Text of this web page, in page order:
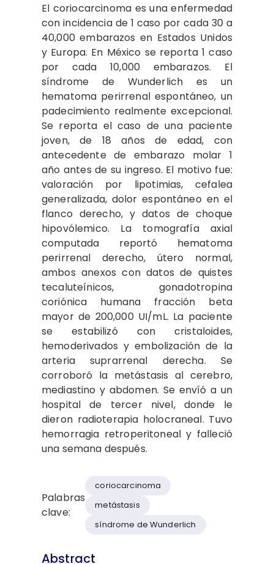
El coriocarcinoma es una enfermedad
con incidencia de 1 caso por cada 30 a
40,000 embarazos en Estados Unidos
y Europa. En México se reporta 1 caso
por cada 10,000 embarazos. El
síndrome de Wunderlich es un
hematoma perirrenal espontáneo, un
padecimiento realmente excepcional.
Se reporta el caso de una paciente
joven, de 18 años de edad, con
antecedente de embarazo molar 1
año antes de su ingreso. El motivo fue:
valoración por lipotimias, cefalea
generalizada, dolor espontáneo en el
flanco derecho, y datos de choque
hipovólemico. La tomografía axial
computada reportó hematoma
perirrenal derecho, útero normal,
ambos anexos con datos de quistes
tecaluteínicos, gonadotropina
coriónica humana fracción beta
mayor de 200,000 UI/mL. La paciente
se estabilizó con cristaloides,
hemoderivados y embolización de la
arteria suprarrenal derecha. Se
corroboró la metástasis al cerebro,
mediastino y abdomen. Se envíó a un
hospital de tercer nivel, donde le
dieron radioterapia holocraneal. Tuvo
hemorragia retroperitoneal y falleció
una semana después.
Palabras
clave:
coriocarcinoma
metástasis
síndrome de Wunderlich
Abstract